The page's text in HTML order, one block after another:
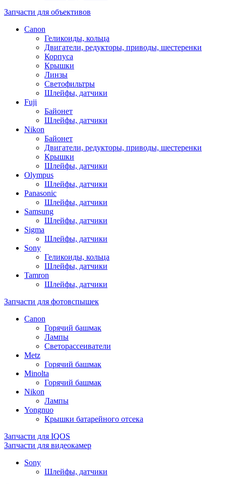
Запчасти для объективов
Canon
Геликоиды, кольца
Двигатели, редукторы, приводы, шестеренки
Корпуса
Крышки
Линзы
Светофильтры
Шлейфы, датчики
Fuji
Байонет
Шлейфы, датчики
Nikon
Байонет
Двигатели, редукторы, приводы, шестеренки
Крышки
Шлейфы, датчики
Olympus
Шлейфы, датчики
Panasonic
Шлейфы, датчики
Samsung
Шлейфы, датчики
Sigma
Шлейфы, датчики
Sony
Геликоиды, кольца
Шлейфы, датчики
Tamron
Шлейфы, датчики
Запчасти для фотовспышек
Canon
Горячий башмак
Лампы
Светорассеиватели
Metz
Горячий башмак
Minolta
Горячий башмак
Nikon
Лампы
Yongnuo
Крышки батарейного отсека
Запчасти для IQOS
Запчасти для видеокамер
Sony
Шлейфы, датчики